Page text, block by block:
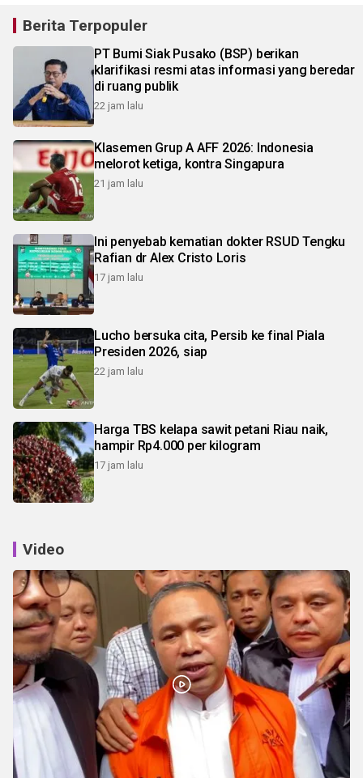
Berita Terpopuler
PT Bumi Siak Pusako (BSP) berikan
klarifikasi resmi atas informasi yang beredar
di ruang publik
22 jam lalu
Klasemen Grup A AFF 2026: Indonesia
melorot ketiga, kontra Singapura
21 jam lalu
Ini penyebab kematian dokter RSUD Tengku
Rafian dr Alex Cristo Loris
17 jam lalu
Lucho bersuka cita, Persib ke final Piala
Presiden 2026, siap
22 jam lalu
Harga TBS kelapa sawit petani Riau naik,
hampir Rp4.000 per kilogram
17 jam lalu
Video